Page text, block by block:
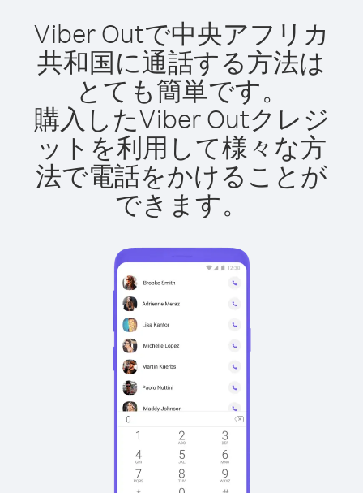
Viber Outで中央アフリカ
共和国に通話する方法は
とても簡単です。
購入したViber Outクレジ
ットを利用して様々な方
法で電話をかけることが
できます。